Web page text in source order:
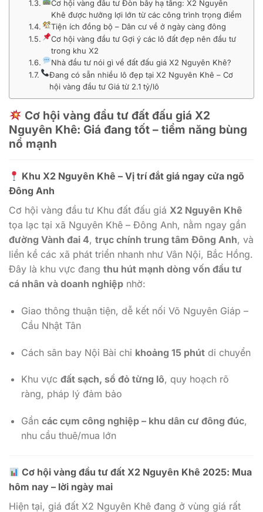
Cơ hội vàng đầu tư Đòn bẩy hạ tầng: X2 Nguyên
Khê được hưởng lợi lớn từ các công trình trọng điểm
Tiện ích đồng bộ – Dân cư về ở ngày càng đông
Cơ hội vàng đầu tư Gợi ý các lô đất đẹp nên đầu tư
trong khu X2
Nhà đầu tư nói gì về đất đấu giá X2 Nguyên Khê?
Đang có sẵn nhiều lô đẹp tại X2 Nguyên Khê – Cơ
hội vàng đầu tư Giá từ 2.1 tỷ/lô
Cơ hội vàng đầu tư đất đấu giá X2
Nguyên Khê: Giá đang tốt – tiềm năng bùng
nổ mạnh
Khu X2 Nguyên Khê – Vị trí đắt giá ngay cửa ngõ
Đông Anh
Cơ hội vàng đầu tư Khu đất đấu giá X2 Nguyên Khê
tọa lạc tại xã Nguyên Khê – Đông Anh, nằm ngay gần
đường Vành đai 4, trục chính trung tâm Đông Anh, và
liền kề các xã phát triển nhanh như Vân Nội, Bắc Hồng.
Đây là khu vực đang thu hút mạnh dòng vốn đầu tư
cá nhân và doanh nghiệp nhờ:
Giao thông thuận tiện, dễ kết nối Võ Nguyên Giáp –
Cầu Nhật Tân
Cách sân bay Nội Bài chỉ khoảng 15 phútdi chuyển
Khu vực đất sạch, sổ đỏ từng lô, quy hoạch rõ
ràng, pháp lý đảm bảo
Gần các cụm công nghiệp – khu dân cư đông đúc,
nhu cầu thuê/mua lớn
Cơ hội vàng đầu tư đất X2 Nguyên Khê 2025: Mua
hôm nay – lời ngày mai
Hiện tại, giá đất X2 Nguyên Khê đang ở vùng giá rất